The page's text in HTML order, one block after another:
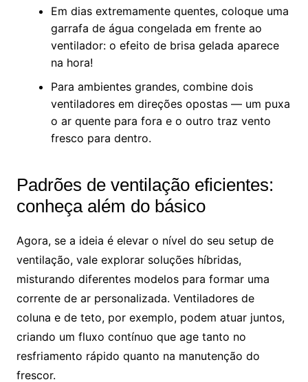
Em dias extremamente quentes, coloque uma
garrafa de água congelada em frente ao
ventilador: o efeito de brisa gelada aparece
na hora!
Para ambientes grandes, combine dois
ventiladores em direções opostas — um puxa
o ar quente para fora e o outro traz vento
fresco para dentro.
Padrões de ventilação eficientes:
conheça além do básico
Agora, se a ideia é elevar o nível do seu setup de
ventilação, vale explorar soluções híbridas,
misturando diferentes modelos para formar uma
corrente de ar personalizada. Ventiladores de
coluna e de teto, por exemplo, podem atuar juntos,
criando um fluxo contínuo que age tanto no
resfriamento rápido quanto na manutenção do
frescor.